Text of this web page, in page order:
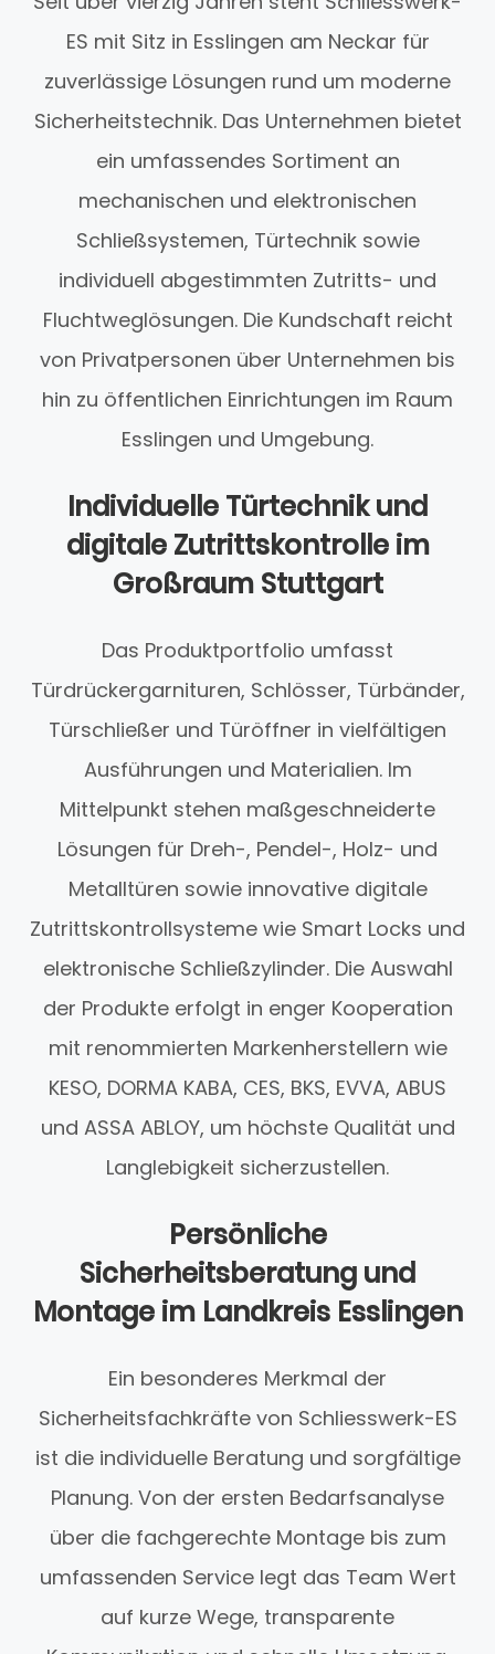
ES mit Sitz in Esslingen am Neckar für
zuverlässige Lösungen rund um moderne
Sicherheitstechnik. Das Unternehmen bietet
ein umfassendes Sortiment an
mechanischen und elektronischen
Schließsystemen, Türtechnik sowie
individuell abgestimmten Zutritts- und
Fluchtweglösungen. Die Kundschaft reicht
von Privatpersonen über Unternehmen bis
hin zu öffentlichen Einrichtungen im Raum
Esslingen und Umgebung.
Individuelle Türtechnik und
digitale Zutrittskontrolle im
Großraum Stuttgart
Das Produktportfolio umfasst
Türdrückergarnituren, Schlösser, Türbänder,
Türschließer und Türöffner in vielfältigen
Ausführungen und Materialien. Im
Mittelpunkt stehen maßgeschneiderte
Lösungen für Dreh-, Pendel-, Holz- und
Metalltüren sowie innovative digitale
Zutrittskontrollsysteme wie Smart Locks und
elektronische Schließzylinder. Die Auswahl
der Produkte erfolgt in enger Kooperation
mit renommierten Markenherstellern wie
KESO, DORMA KABA, CES, BKS, EVVA, ABUS
und ASSA ABLOY, um höchste Qualität und
Langlebigkeit sicherzustellen.
Persönliche
Sicherheitsberatung und
Montage im Landkreis Esslingen
Ein besonderes Merkmal der
Sicherheitsfachkräfte von Schliesswerk-ES
ist die individuelle Beratung und sorgfältige
Planung. Von der ersten Bedarfsanalyse
über die fachgerechte Montage bis zum
umfassenden Service legt das Team Wert
auf kurze Wege, transparente